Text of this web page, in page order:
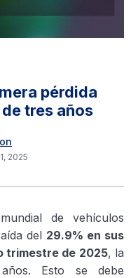
pérdida
tres años
2025
de vehículos
del 29.9% en sus
trimestre de 2025, la
Esto se debe